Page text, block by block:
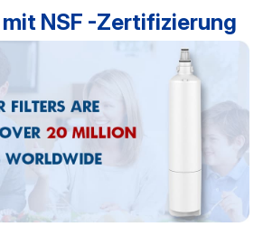
NSF -Zertifizierung